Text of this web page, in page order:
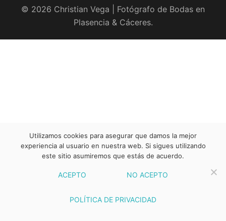
© 2026 Christian Vega | Fotógrafo de Bodas en
Plasencia & Cáceres.
Utilizamos cookies para asegurar que damos la mejor
experiencia al usuario en nuestra web. Si sigues utilizando
este sitio asumiremos que estás de acuerdo.
ACEPTO NO ACEPTO
POLÍTICA DE PRIVACIDAD